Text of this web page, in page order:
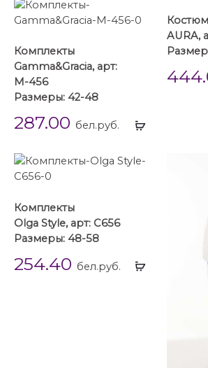
Выбрать
Комплекты
Gamma&Gracia, арт:
М-456
Размеры: 42-48
287.00 бел.руб.
AURA,
Выбрать
Комплекты
Olga Style, арт: C656
Размеры: 48-58
254.40 бел.руб.